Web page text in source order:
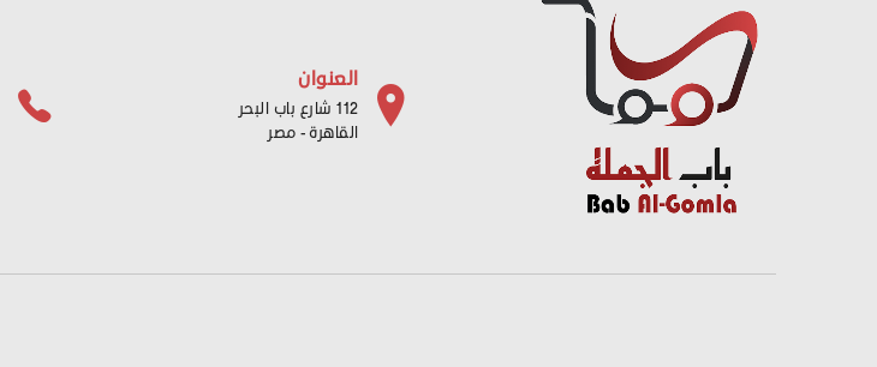
العنوان
112 شارع باب البحر
القاهرة - مصر